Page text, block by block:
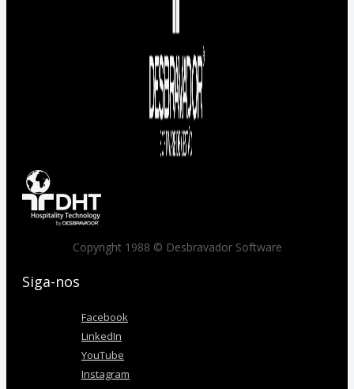
Copyright 1988 © Desbravador Software
Siga-nos
Facebook
LinkedIn
YouTube
Instagram